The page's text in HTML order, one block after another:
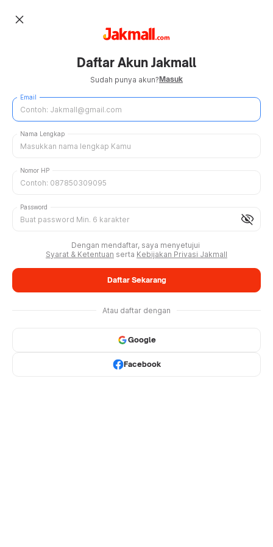
close
Daftar Akun Jakmall
Sudah punya akun?Masuk
Email
Nama Lengkap
Nomor HP
visibility_off
Password
Dengan mendaftar, saya menyetujui
Syarat & Ketentuan serta Kebijakan Privasi Jakmall
Daftar Sekarang
Atau daftar dengan
Google
Facebook